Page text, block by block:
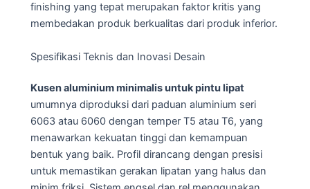
finishing yang tepat merupakan faktor kritis yang
membedakan produk berkualitas dari produk inferior.
Spesifikasi Teknis dan Inovasi Desain
Kusen aluminium minimalis untuk pintu lipat
umumnya diproduksi dari paduan aluminium seri
6063 atau 6060 dengan temper T5 atau T6, yang
menawarkan kekuatan tinggi dan kemampuan
bentuk yang baik. Profil dirancang dengan presisi
untuk memastikan gerakan lipatan yang halus dan